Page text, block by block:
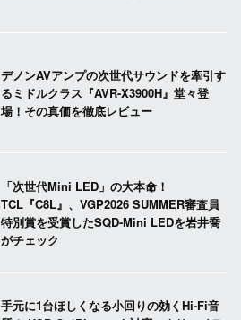
デノンAVアンプの次世代サウンドを牽引す
るミドルクラス『AVR-X3900H』堂々登
場！その真価を徹底レビュー
「次世代Mini LED」の大本命！
TCL『C8L』、VGP2026 SUMMER審査員
特別賞を受賞したSQD-Mini LEDを岩井喬
がチェック
手元に1台ほしくなる小回りの効くHi-Fi音